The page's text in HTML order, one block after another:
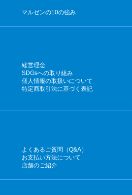
マルゼンの10の強み
経営理念
SDGsへの取り組み
個人情報の取扱いについて
特定商取引法に基づく表記
よくあるご質問（Q&A）
お支払い方法について
店舗のご紹介